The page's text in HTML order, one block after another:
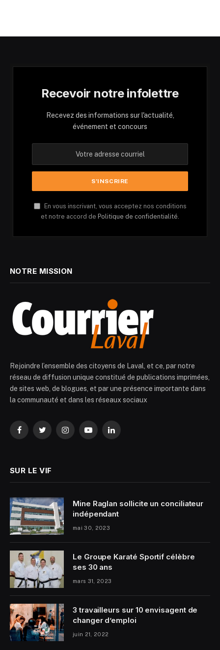
Recevoir notre infolettre
Recevez des informations sur l'actualité,
événement et concours
En vous inscrivant, vous acceptez nos conditions
et notre accord de Politique de confidentialité.
NOTRE MISSION
Rejoindre l’ensemble des citoyens de Laval, et ce, par notre
réseau de diffusion unique constitué de publications imprimées,
de sites web, de blogues, et par une présence importante dans
la communauté et dans les réseaux sociaux
FacebookTwitterInstagramYouTubeLinkedIn
SUR LE VIF
Mine Raglan sollicite un conciliateur
indépendant
mai 30, 2023
Le Groupe Karaté Sportif célèbre
ses 30 ans
mars 31, 2023
3 travailleurs sur 10 envisagent de
changer d’emploi
juin 21, 2022